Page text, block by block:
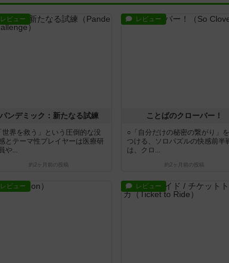
レビュー
パンデミック：新たなる試練
世界を救う」という圧倒的な没
とテーマ性プレイヤーは医療研
や...
約2ヶ月前 の投稿
レビュー
ことばのクローバー！
○「自分だけの秘密の繋がり」
つける、ソロパズルの快感前半
は、クロ...
約2ヶ月前 の投稿
レビュー レビュー